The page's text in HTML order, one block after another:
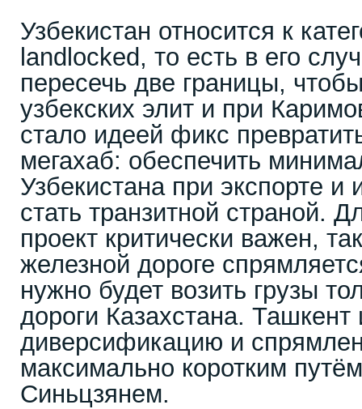
Узбекистан относится к
landlocked, то есть в его
пересечь две границы,
узбекских элит и при
стало идеей фикс
мегахаб: обеспечить
Узбекистана при экспорте и
стать транзитной страной.
проект критически важен,
железной дороге
нужно будет возить грузы
дороги Казахстана. Ташкент
диверсификацию и
максимально коротким
Синьцзянем.